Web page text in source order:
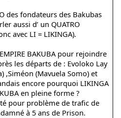
des fondateurs des Bakubas
aussi d’ un QUATRO
avec LI = LIKINGA).
BAKUBA pour rejoindre
les départs de : Evoloko Lay
,Siméon (Mavuela Somo) et
encore pourquoi LIKINGA
en pleine forme ?
pour problème de trafic de
à 5 ans de Prison.